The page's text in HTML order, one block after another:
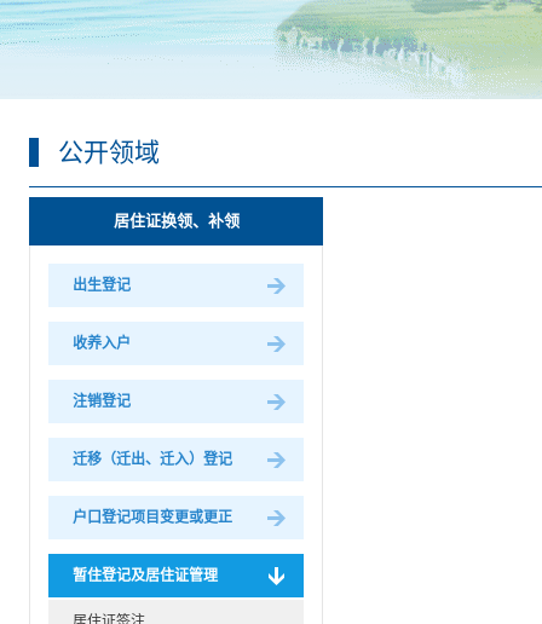
公开领域
居住证换领、补领
出生登记
收养入户
注销登记
迁移（迁出、迁入）登记
户口登记项目变更或更正
暂住登记及居住证管理